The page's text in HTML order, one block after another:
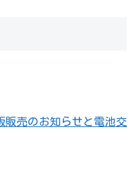
販売のお知らせと電池交